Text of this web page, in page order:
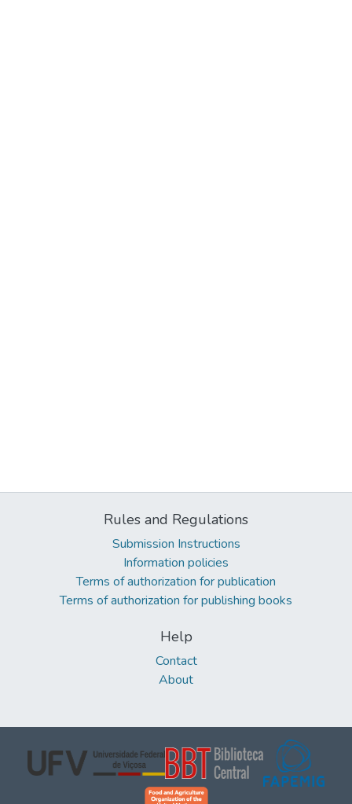
Rules and Regulations
Submission Instructions
Information policies
Terms of authorization for publication
Terms of authorization for publishing books
Help
Contact
About